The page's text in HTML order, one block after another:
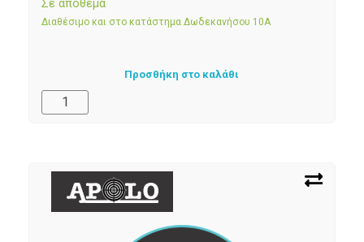
Σε απόθεμα
Διαθέσιμο και στο κατάστημα Δωδεκανήσου 10Α
Προσθήκη στο καλάθι